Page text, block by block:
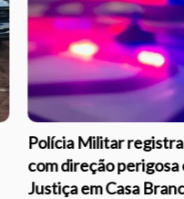
Polícia Militar
com direção
Justiça em Casa